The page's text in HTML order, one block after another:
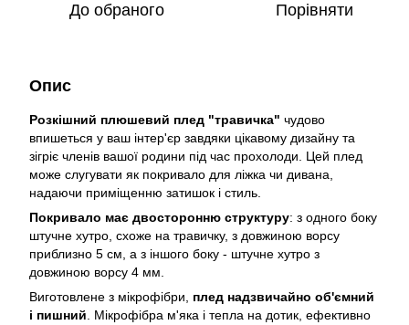
До обраного Порівняти
Опис
Розкішний плюшевий плед "травичка" чудово
впишеться у ваш інтер'єр завдяки цікавому дизайну та
зігріє членів вашої родини під час прохолоди. Цей плед
може слугувати як покривало для ліжка чи дивана,
надаючи приміщенню затишок і стиль.
Покривало має двосторонню структуру: з одного боку
штучне хутро, схоже на травичку, з довжиною ворсу
приблизно 5 см, а з іншого боку - штучне хутро з
довжиною ворсу 4 мм.
Виготовлене з мікрофібри, плед надзвичайно об'ємний
і пишний . Мікрофібра м'яка і тепла на дотик, ефективно